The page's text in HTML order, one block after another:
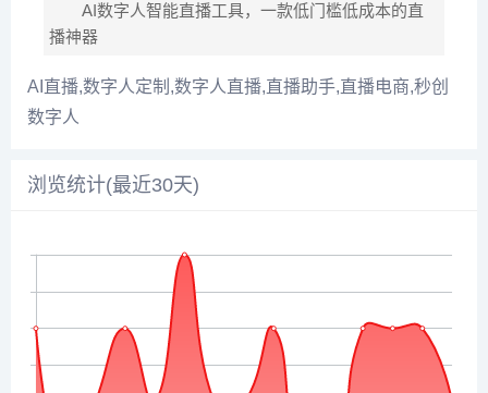
AI数字人智能直播工具，一款低门槛低成本的直
播神器
AI直播,数字人定制,数字人直播,直播助手,直播电商,秒创
数字人
浏览统计(最近30天)